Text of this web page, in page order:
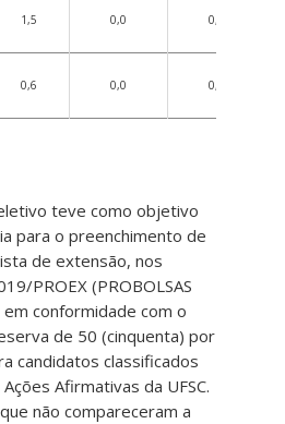
1,5 0,0 0,0
0,6 0,0 0,0
teve como objetivo
para o preenchimento de
de extensão, nos
PROEX (PROBOLSAS
conformidade com o
de 50 (cinquenta) por
candidatos classificados
Afirmativas da UFSC.
não compareceram a